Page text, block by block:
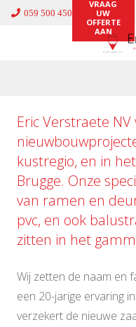
059 500 450
VRAAG
UW
OFFERTE
AAN
Eric Verstraete
kustregio, en in
Brugge. Onze
van ramen en
pvc, en ook
zitten in het
Wij zetten de naam en
een 20-jarige ervaring
verzekert de nieuwe